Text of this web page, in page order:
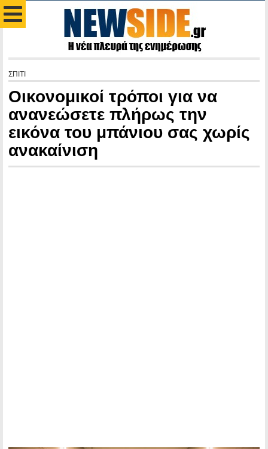
ΣΠΙΤΙ
Οικονομικοί τρόποι για να
ανανεώσετε πλήρως την
εικόνα του μπάνιου σας χωρίς
ανακαίνιση